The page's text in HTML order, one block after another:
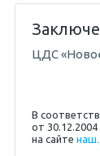
ЦДС
В
от
на сайте